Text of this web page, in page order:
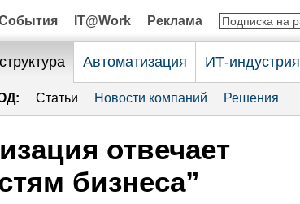
IT@Work Реклама
Автоматизация ИТ-индустрия
Статьи Новости компаний Решения
отвечает
бизнеса”